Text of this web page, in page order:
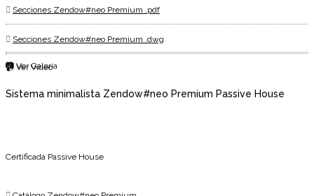
Secciones Zendow#neo Premium .pdf
Secciones Zendow#neo Premium .dwg
📹 Ver Vídeo
📷 Ver Galería
Sistema minimalista Zendow#neo Premium Passive House
Certificada Passive House